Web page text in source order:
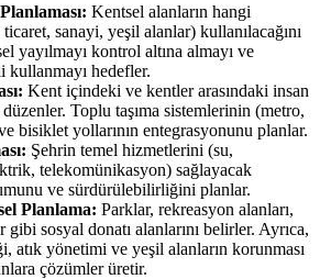
Kentsel alanların hangi
sanayi, yeşil alanlar) kullanılacağını
yayılmayı kontrol altına almayı ve
kullanmayı hedefler.
Kent içindeki ve kentler arasındaki insan
Toplu taşıma sistemlerinin (metro,
bisiklet yollarının entegrasyonunu planlar.
Şehrin temel hizmetlerini (su,
telekomünikasyon) sağlayacak
ve sürdürülebilirliğini planlar.
Planlama: Parklar, rekreasyon alanları,
gibi sosyal donatı alanlarını belirler. Ayrıca,
atık yönetimi ve yeşil alanların korunması
çözümler üretir.